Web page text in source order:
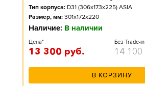
Тип корпуса: D31 (306x173x225) ASIA
Размер, мм: 301x172x220
Наличие: В наличии
Цена*
13 300 руб.
Без Trade-in
14 100
В КОРЗИНУ